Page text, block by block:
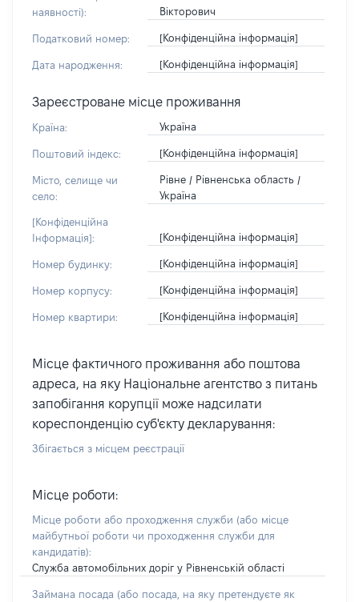
наявності):
Вікторович
Податковий номер: [Конфіденційна інформація]
Дата народження: [Конфіденційна інформація]
Зареєстроване місце проживання
Країна: Україна
Поштовий індекс: [Конфіденційна інформація]
Місто, селище чи
село:
Рівне / Рівненська область /
Україна
[Конфіденційна
Інформація]:
[Конфіденційна інформація]
Номер будинку: [Конфіденційна інформація]
Номер корпусу: [Конфіденційна інформація]
Номер квартири: [Конфіденційна інформація]
Місце фактичного проживання або поштова
адреса, на яку Національне агентство з питань
запобігання корупції може надсилати
кореспонденцію суб'єкту декларування:
Збігається з місцем реєстрації
Місце роботи:
Місце роботи або проходження служби (або місце
майбутньої роботи чи проходження служби для
кандидатів):
Служба автомобільних доріг у Рівненській області
Займана посада (або посада, на яку претендуєте як